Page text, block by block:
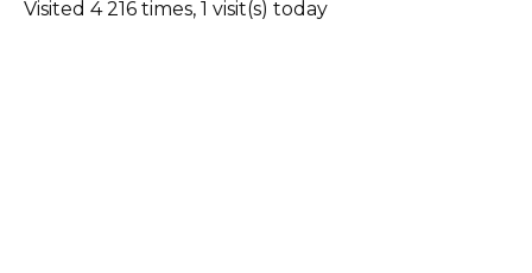
Visited 4 216 times, 1 visit(s) today